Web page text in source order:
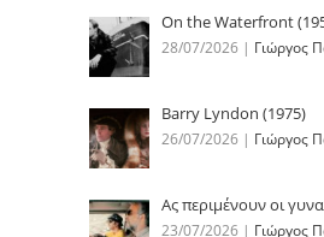
On the Waterfront
28/07/2026 | Γιώργος
Barry Lyndon (1975)
26/07/2026 | Γιώργος
Ας περιμένουν οι
23/07/2026 | Γιώργος